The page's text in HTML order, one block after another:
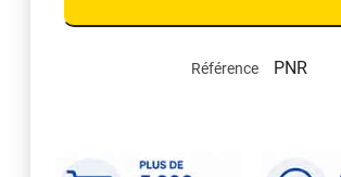
Référence PNR